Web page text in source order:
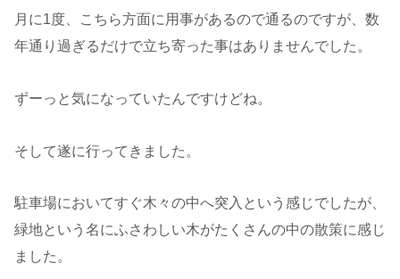
月に1度、こちら方面に用事があるので通るのですが、数
年通り過ぎるだけで立ち寄った事はありませんでした。
ずーっと気になっていたんですけどね。
そして遂に行ってきました。
駐車場においてすぐ木々の中へ突入という感じでしたが、
緑地という名にふさわしい木がたくさんの中の散策に感じ
ました。